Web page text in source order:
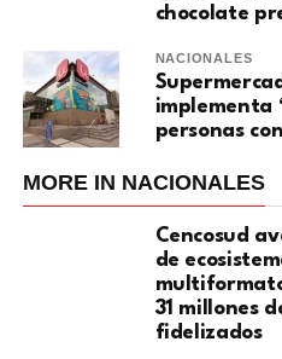
chocolate
NACIONALES
implementa
personas
MORE IN NACIONALES
Cencosud
de
31 millones
fidelizados